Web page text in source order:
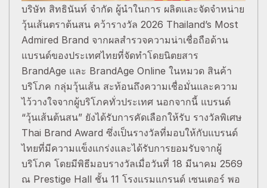
บริษัท สิทธินันท์ จำกัด ผู้นำในการ ผลิตและจัดจำหน่าย
วุ้นเส้นตราต้นสน คว้ารางวัล 2026 Thailand’s Most
Admired Brand จากผลสำรวจความน่าเชื่อถือด้าน
แบรนด์ของประเทศไทยที่จัดทำโดยนิตยสาร
BrandAge และ BrandAge Online ในหมวด สินค้า
บริโภค กลุ่มวุ้นเส้น สะท้อนถึงความเชื่อมั่นและความ
ไว้วางใจจากผู้บริโภคทั่วประเทศ นอกจากนี้ แบรนด์
“วุ้นเส้นต้นสน” ยังได้รับการคัดเลือกให้รับ รางวัลพิเศษ
Thai Brand Award ซึ่งเป็นรางวัลที่มอบให้กับแบรนด์
ไทยที่มีความแข็งแกร่งและได้รับการยอมรับจากผู้
บริโภค โดยมีพิธีมอบรางวัลเมื่อวันที่ 18 มีนาคม 2569
ณ Prestige Hall ชั้น 11 โรงแรมแกรนด์ เซนเตอร์ พอ